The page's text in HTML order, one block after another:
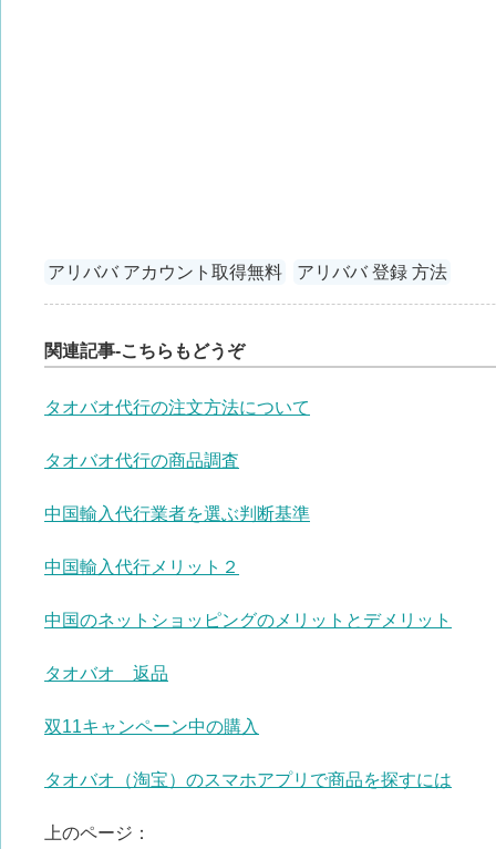
アリババ アカウント取得無料 アリババ 登録 方法
関連記事-こちらもどうぞ
タオバオ代行の注文方法について
タオバオ代行の商品調査
中国輸入代行業者を選ぶ判断基準
中国輸入代行メリット２
中国のネットショッピングのメリットとデメリット
タオバオ 返品
双11キャンペーン中の購入
タオバオ（淘宝）のスマホアプリで商品を探すには
上のページ：